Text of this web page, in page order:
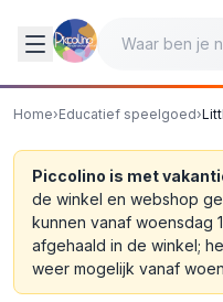
Home›Educatief speelgoed›
Piccolino is met
de winkel en webshop
kunnen vanaf woensdag
afgehaald in de winkel;
weer mogelijk vanaf